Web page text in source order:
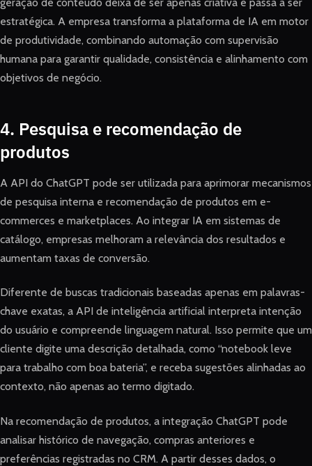
geração de conteúdo deixa de ser apenas criativa e passa a ser
estratégica. A empresa transforma a plataforma de IA em motor
de produtividade, combinando automação com supervisão
humana para garantir qualidade, consistência e alinhamento com
objetivos de negócio.
4. Pesquisa e recomendação de
produtos
A API do ChatGPT pode ser utilizada para aprimorar mecanismos
de pesquisa interna e recomendação de produtos em e-
commerces e marketplaces. Ao integrar IA em sistemas de
catálogo, empresas melhoram a relevância dos resultados e
aumentam taxas de conversão.
Diferente de buscas tradicionais baseadas apenas em palavras-
chave exatas, a API de inteligência artificial interpreta intenção
do usuário e compreende linguagem natural. Isso permite que um
cliente digite uma descrição detalhada, como “notebook leve
para trabalho com boa bateria”, e receba sugestões alinhadas ao
contexto, não apenas ao termo digitado.
Na recomendação de produtos, a integração ChatGPT pode
analisar histórico de navegação, compras anteriores e
preferências registradas no CRM. A partir desses dados, o